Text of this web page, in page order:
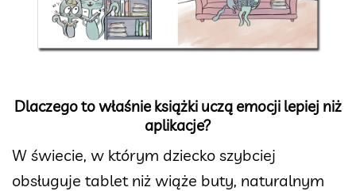
Dlaczego to właśnie książki uczą emocji lepiej niż
aplikacje?
W świecie, w którym dziecko szybciej
obsługuje tablet niż wiąże buty, naturalnym